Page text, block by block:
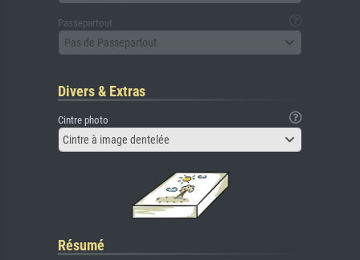
Passepartout
Pas de Passepartout
Divers & Extras
Cintre photo
Cintre à image dentelée
Résumé